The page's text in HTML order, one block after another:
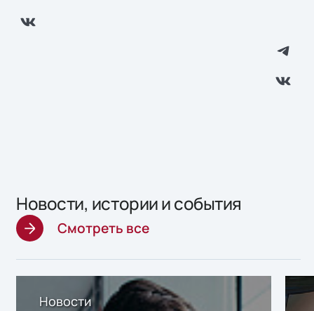
Новости, истории и события
Смотреть все
Новости